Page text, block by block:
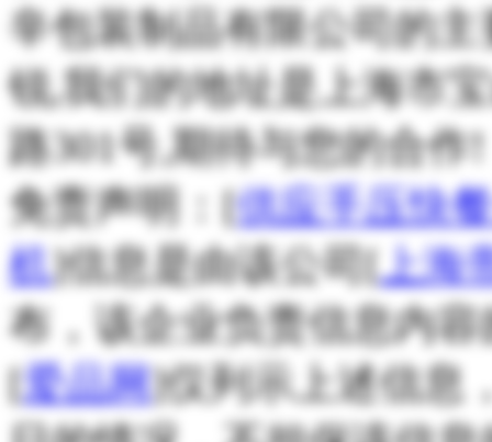
辛包装制品有限公司的
锐,我们的地址是上海市
路301号,期待与您的合作!
免责声明：[供应手压快
机]信息是由该公司[上海
布，该企业负责信息内
[爱品网]仅列示上述信息